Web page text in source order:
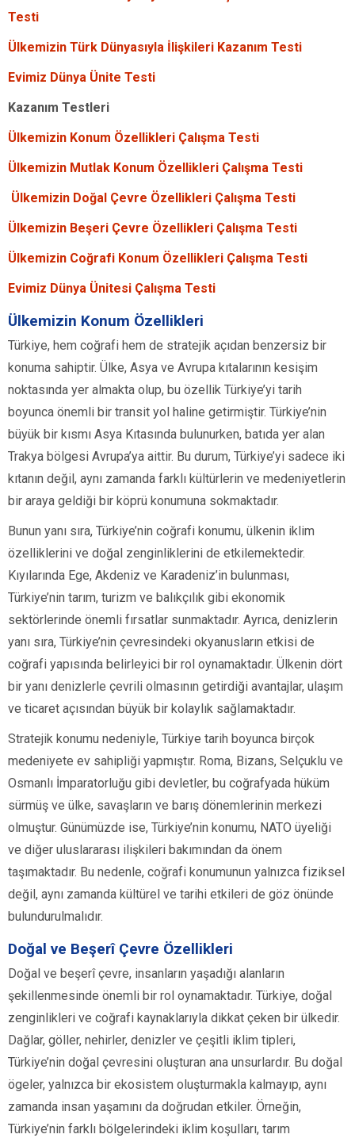
Testi
Ülkemizin Türk Dünyasıyla İlişkileri Kazanım Testi
Evimiz Dünya Ünite Testi
Kazanım Testleri
Ülkemizin Konum Özellikleri Çalışma Testi
Ülkemizin Mutlak Konum Özellikleri Çalışma Testi
Ülkemizin Doğal Çevre Özellikleri Çalışma Testi
Ülkemizin Beşeri Çevre Özellikleri Çalışma Testi
Ülkemizin Coğrafi Konum Özellikleri Çalışma Testi
Evimiz Dünya Ünitesi Çalışma Testi
Ülkemizin Konum Özellikleri
Türkiye, hem coğrafi hem de stratejik açıdan benzersiz bir
konuma sahiptir. Ülke, Asya ve Avrupa kıtalarının kesişim
noktasında yer almakta olup, bu özellik Türkiye’yi tarih
boyunca önemli bir transit yol haline getirmiştir. Türkiye’nin
büyük bir kısmı Asya Kıtasında bulunurken, batıda yer alan
Trakya bölgesi Avrupa’ya aittir. Bu durum, Türkiye’yi sadece iki
kıtanın değil, aynı zamanda farklı kültürlerin ve medeniyetlerin
bir araya geldiği bir köprü konumuna sokmaktadır.
Bunun yanı sıra, Türkiye’nin coğrafi konumu, ülkenin iklim
özelliklerini ve doğal zenginliklerini de etkilemektedir.
Kıyılarında Ege, Akdeniz ve Karadeniz’in bulunması,
Türkiye’nin tarım, turizm ve balıkçılık gibi ekonomik
sektörlerinde önemli fırsatlar sunmaktadır. Ayrıca, denizlerin
yanı sıra, Türkiye’nin çevresindeki okyanusların etkisi de
coğrafi yapısında belirleyici bir rol oynamaktadır. Ülkenin dört
bir yanı denizlerle çevrili olmasının getirdiği avantajlar, ulaşım
ve ticaret açısından büyük bir kolaylık sağlamaktadır.
Stratejik konumu nedeniyle, Türkiye tarih boyunca birçok
medeniyete ev sahipliği yapmıştır. Roma, Bizans, Selçuklu ve
Osmanlı İmparatorluğu gibi devletler, bu coğrafyada hüküm
sürmüş ve ülke, savaşların ve barış dönemlerinin merkezi
olmuştur. Günümüzde ise, Türkiye’nin konumu, NATO üyeliği
ve diğer uluslararası ilişkileri bakımından da önem
taşımaktadır. Bu nedenle, coğrafi konumunun yalnızca fiziksel
değil, aynı zamanda kültürel ve tarihi etkileri de göz önünde
bulundurulmalıdır.
Doğal ve Beşerî Çevre Özellikleri
Doğal ve beşerî çevre, insanların yaşadığı alanların
şekillenmesinde önemli bir rol oynamaktadır. Türkiye, doğal
zenginlikleri ve coğrafi kaynaklarıyla dikkat çeken bir ülkedir.
Dağlar, göller, nehirler, denizler ve çeşitli iklim tipleri,
Türkiye’nin doğal çevresini oluşturan ana unsurlardır. Bu doğal
ögeler, yalnızca bir ekosistem oluşturmakla kalmayıp, aynı
zamanda insan yaşamını da doğrudan etkiler. Örneğin,
Türkiye’nin farklı bölgelerindeki iklim koşulları, tarım